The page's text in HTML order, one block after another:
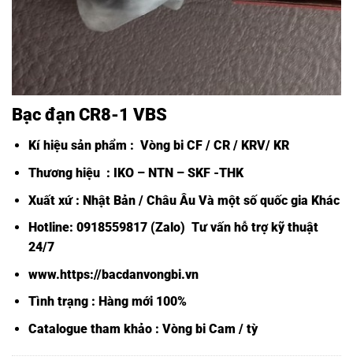
Bạc đạn CR8-1 VBS
Kí hiệu sản phẩm : Vòng bi CF / CR / KRV/ KR
Thương hiệu : IKO – NTN – SKF -THK
Xuất xứ : Nhật Bản / Châu Âu Và một số quốc gia Khác
Hotline: 0918559817 (Zalo) Tư vấn hỗ trợ kỹ thuật
24/7
www.https://bacdanvongbi.vn
Tình trạng : Hàng mới 100%
Catalogue tham khảo : Vòng bi Cam / tỳ